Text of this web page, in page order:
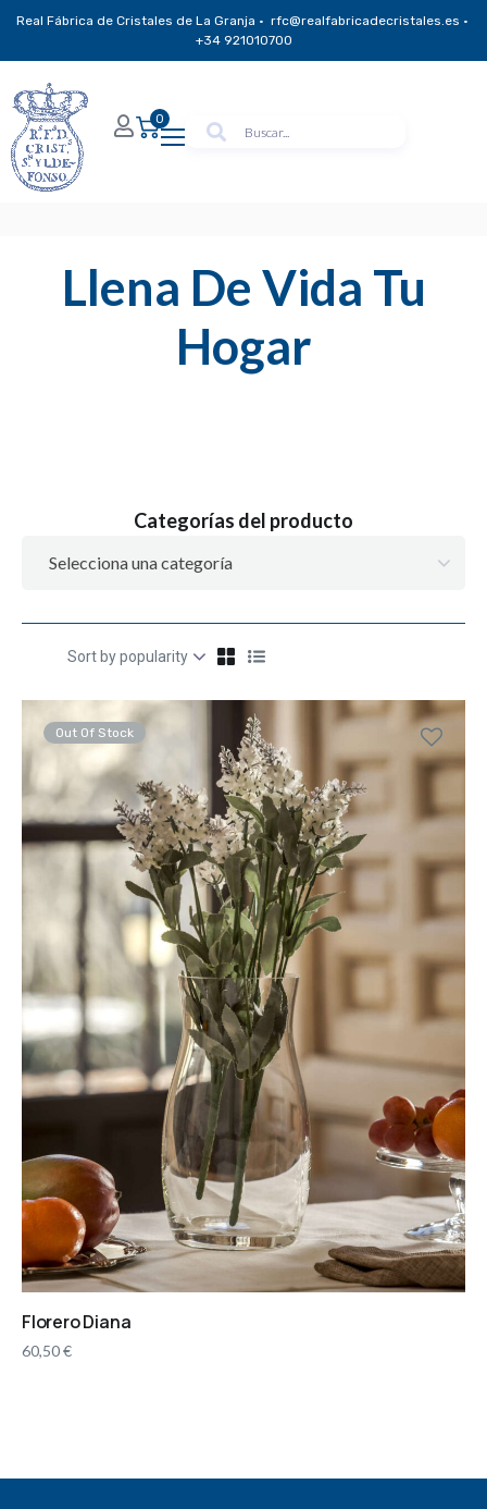
Real Fábrica de Cristales de La Granja · rfc@realfabricadecristales.es ·
+34 921010700
0
Llena De Vida Tu
Hogar
Out Of Stock
Florero Diana
60,50€
Categorías del producto
Selecciona una categoría